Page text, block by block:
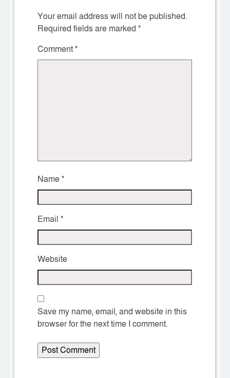
Your email address will not be published.
Required fields are marked *
Comment*
Name*
Email *
Website
Save my name, email, and website in this
browser for the next time I comment.